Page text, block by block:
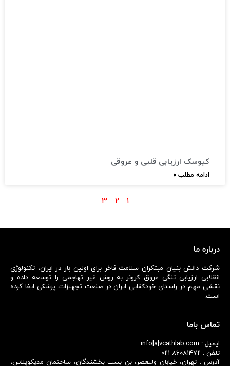
کیوسک ارزیابی قلبی و عروقی
ادامه مطلب »
1
2
3
درباره ما
شرکت دانش بنیان مبتکران سلامت فاخر برای اولین بار در ایران، تکنولوژی
انقلابی ارزیابی تنگی عروق کرونر به روش غیر تهاجمی را توسعه داده و
نقشی مهم در راستای خودکفایی ایران در صنعت تجهیزات پزشکی ایفا کرده
است.
تماس باما
ایمیل : info[a]vcathlab.com
تلفن : ۸۶۰۸۱۴۷۲-۰۲۱
آدرس : تهران، خیابان ولیعصر، بن بست بخشندگان، ساختمان مدیکوپلاس،